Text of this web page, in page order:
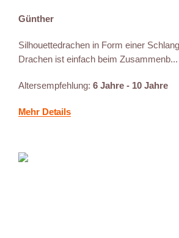
Günther
Silhouettedrachen in Form einer
Drachen ist einfach beim Zusammenb...
Altersempfehlung: 6 Jahre - 10 Jahre
Mehr Details